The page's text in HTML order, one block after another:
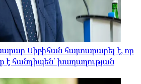
Սիբիհան հայտարարել է, որ
է հանդիպեն՝ խաղաղության